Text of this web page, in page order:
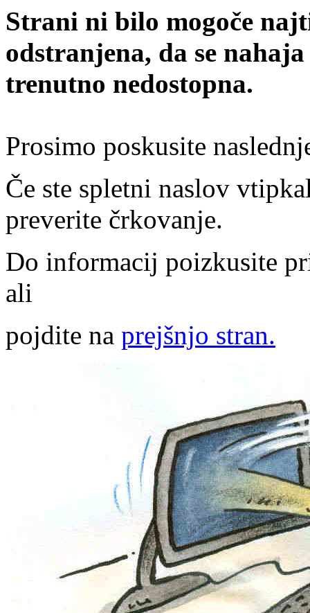
Strani ni bilo mogoče
odstranjena, da se
trenutno nedostopna.
Prosimo poskusite
Če ste spletni naslov
preverite črkovanje.
Do informacij poizkusite
ali
pojdite na prejšnjo stran.